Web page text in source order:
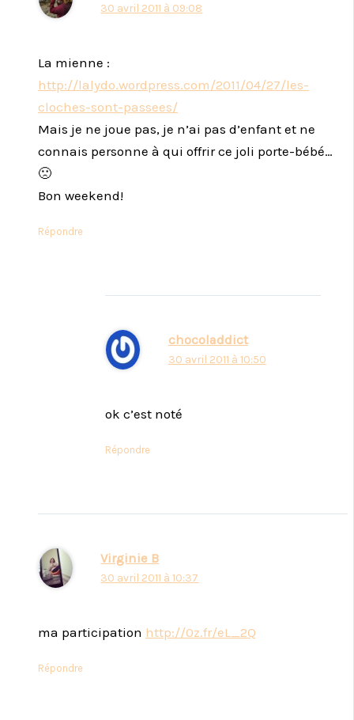
30 avril 2011 à 09:08
La mienne :
http://lalydo.wordpress.com/2011/04/27/les-
cloches-sont-passees/
Mais je ne joue pas, je n’ai pas d’enfant et ne
connais personne à qui offrir ce joli porte-bébé…
🙁
Bon weekend!
Répondre
chocoladdict
30 avril 2011 à 10:50
ok c’est noté
Répondre
Virginie B
30 avril 2011 à 10:37
ma participation http://0z.fr/eL_2Q
Répondre